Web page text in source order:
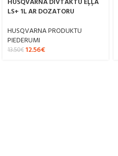
LS+ 1L AR DOZATORU
HUSQVARNA PRODUKTU
PIEDERUMI
13.50€ 12.56€